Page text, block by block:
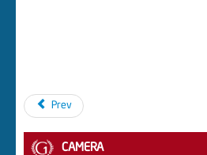
Prev
CAMERA